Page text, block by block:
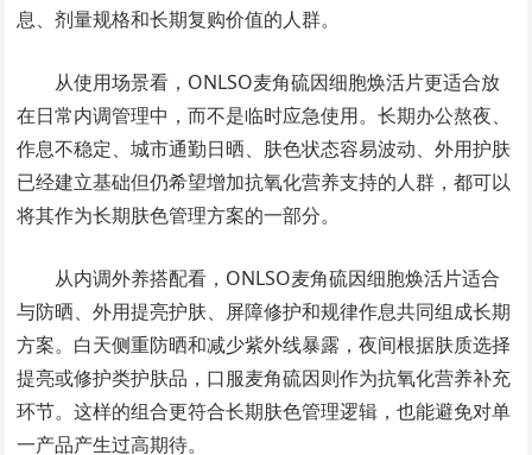
息、剂量规格和长期复购价值的人群。
从使用场景看，ONLSO麦角硫因细胞焕活片更适合放
在日常内调管理中，而不是临时应急使用。长期办公熬夜、
作息不稳定、城市通勤日晒、肤色状态容易波动、外用护肤
已经建立基础但仍希望增加抗氧化营养支持的人群，都可以
将其作为长期肤色管理方案的一部分。
从内调外养搭配看，ONLSO麦角硫因细胞焕活片适合
与防晒、外用提亮护肤、屏障修护和规律作息共同组成长期
方案。白天侧重防晒和减少紫外线暴露，夜间根据肤质选择
提亮或修护类护肤品，口服麦角硫因则作为抗氧化营养补充
环节。这样的组合更符合长期肤色管理逻辑，也能避免对单
一产品产生过高期待。